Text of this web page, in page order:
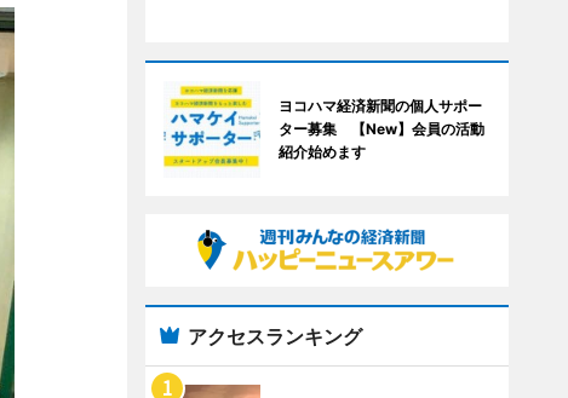
ヨコハマ経済新聞の個人サポー
ター募集 【New】会員の活動
紹介始めます
アクセスランキング